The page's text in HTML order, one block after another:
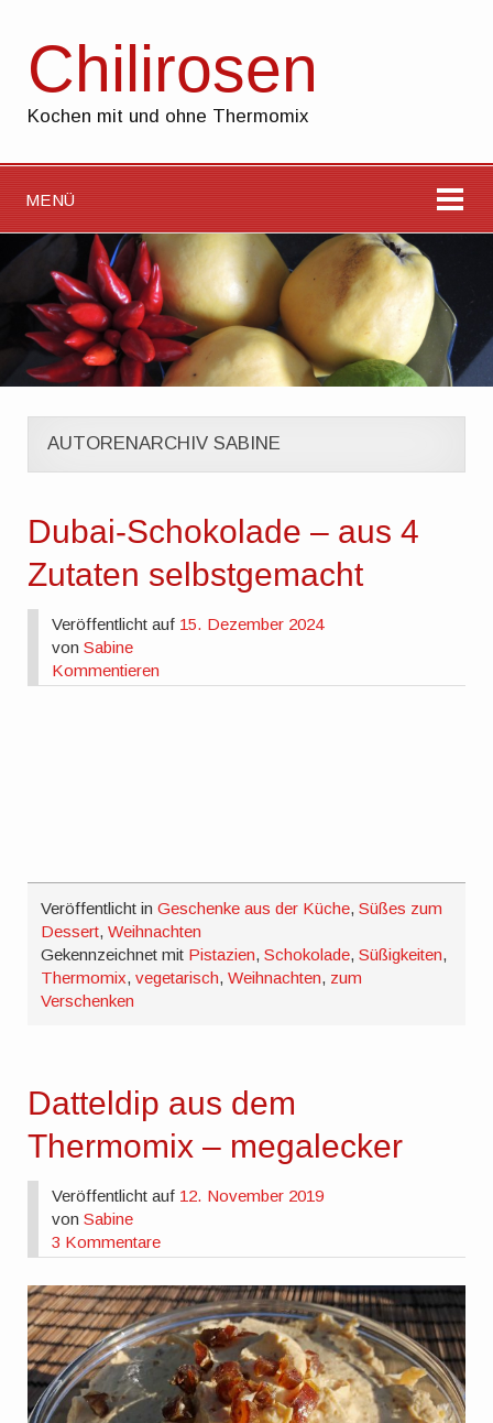
Chilirosen
Kochen mit und ohne Thermomix
MENÜ
AUTORENARCHIV SABINE
Dubai-Schokolade – aus 4
Zutaten selbstgemacht
Veröffentlicht auf 15. Dezember 2024
vonSabine
Kommentieren
Veröffentlicht inGeschenke aus der Küche,Süßes zum
Dessert,Weihnachten
Gekennzeichnet mit Pistazien,Schokolade,Süßigkeiten,
Thermomix,vegetarisch,Weihnachten, zum
Verschenken
Datteldip aus dem
Thermomix – megalecker
Veröffentlicht auf 12. November 2019
vonSabine
3 Kommentare